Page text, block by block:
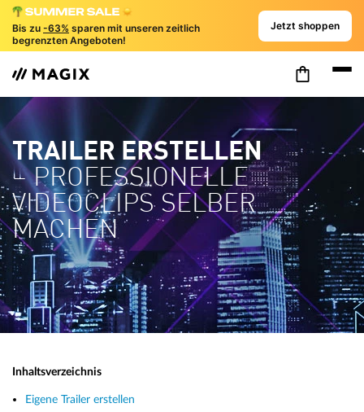
Bis zu -63% sparen mit unseren zeitlich
begrenzten Angeboten!
Jetzt shoppen
TRAILER ERSTELLEN
– PROFESSIONELLE
VIDEOCLIPS SELBER
MACHEN
Inhaltsverzeichnis
Eigene Trailer erstellen